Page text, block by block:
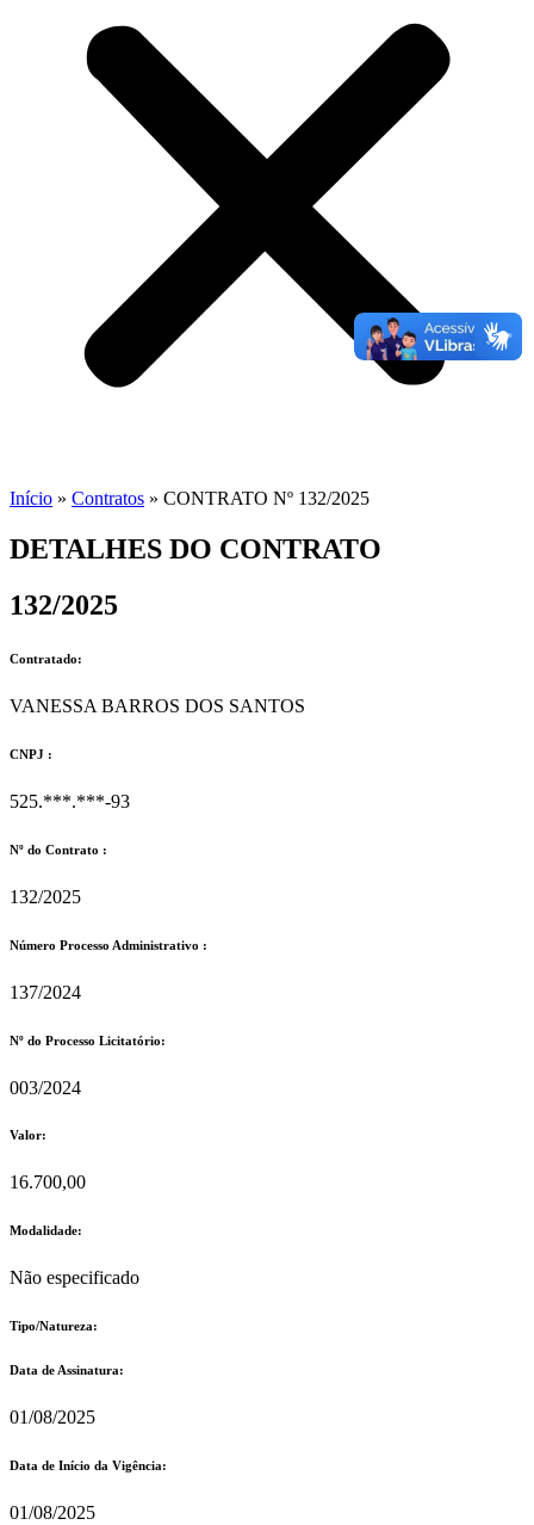
Início » Contratos » CONTRATO Nº 132/2025
DETALHES DO CONTRATO​
132/2025
Contratado:
VANESSA BARROS DOS SANTOS
CNPJ :
525.***.***-93
Nº do Contrato :
132/2025
Número Processo Administrativo :
137/2024
Nº do Processo Licitatório:
003/2024
Valor:
16.700,00
Modalidade:
Não especificado
Tipo/Natureza:
Data de Assinatura:
01/08/2025
Data de Início da Vigência:
01/08/2025